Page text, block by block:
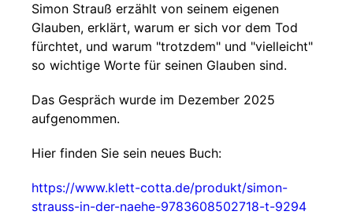
Simon Strauß erzählt von seinem eigenen
Glauben, erklärt, warum er sich vor dem Tod
fürchtet, und warum "trotzdem" und "vielleicht"
so wichtige Worte für seinen Glauben sind.
Das Gespräch wurde im Dezember 2025
aufgenommen.
Hier finden Sie sein neues Buch:
https://www.klett-cotta.de/produkt/simon-
strauss-in-der-naehe-9783608502718-t-9294